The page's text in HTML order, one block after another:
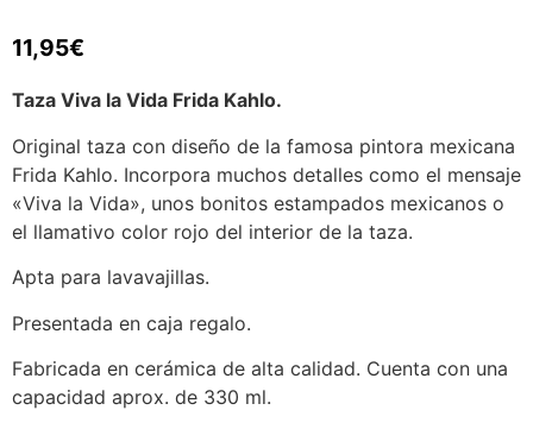
11,95€
Taza Viva la Vida Frida Kahlo.
Original taza con diseño de la famosa pintora mexicana
Frida Kahlo. Incorpora muchos detalles como el mensaje
«Viva la Vida», unos bonitos estampados mexicanos o
el llamativo color rojo del interior de la taza.
Apta para lavavajillas.
Presentada en caja regalo.
Fabricada en cerámica de alta calidad. Cuenta con una
capacidad aprox. de 330 ml.